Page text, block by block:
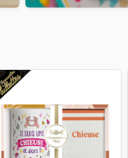
Next Previous